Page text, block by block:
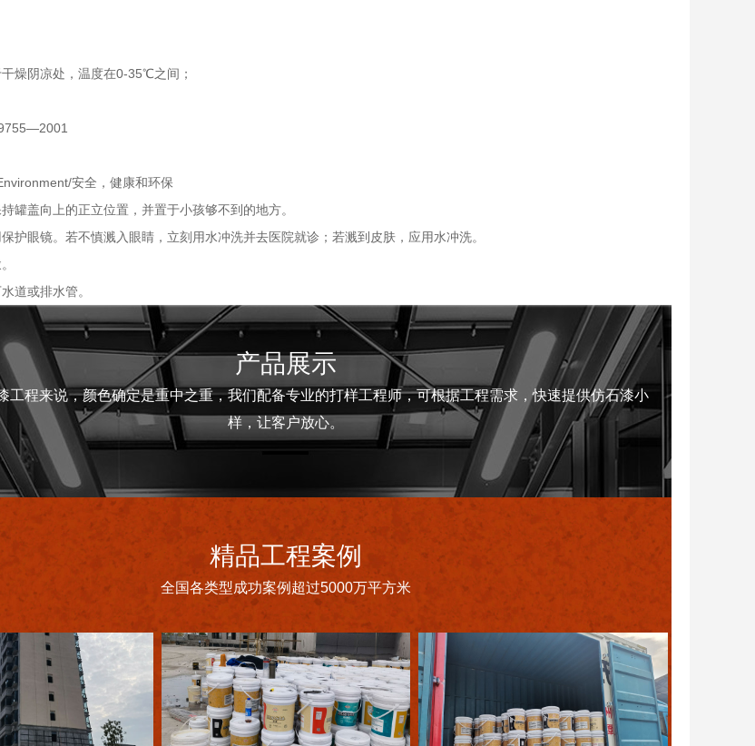
燥阴凉处，温度在0-35℃之间；
安全，健康和环保
罐盖向上的正立位置，并置于小孩够不到的地方。
护眼镜。若不慎溅入眼睛，立刻用水冲洗并去医院就诊；若溅到皮肤，应用水冲洗。
道或排水管。
产品展示
工程来说，颜色确定是重中之重，我们配备专业的打样工程师，可根据工程需求，快速提供仿石漆小
样，让客户放心。
精品工程案例
全国各类型成功案例超过5000万平方米